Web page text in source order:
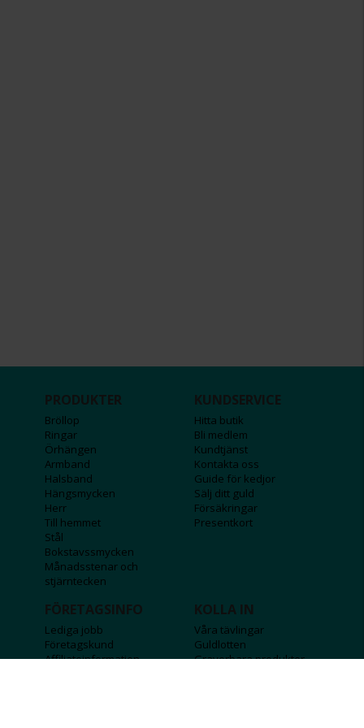
PRODUKTER
Bröllop
Ringar
Örhängen
Armband
Halsband
Hängsmycken
Herr
Till hemmet
Stål
Bokstavssmycken
Månadsstenar och
stjärntecken
KUNDSERVICE
Hitta butik
Bli medlem
Kundtjänst
Kontakta oss
Guide för kedjor
Sälj ditt guld
Försäkringar
Presentkort
FÖRETAGSINFO
Lediga jobb
Företagskund
Affiliateinformation
KOLLA IN
Våra tävlingar
Guldlotten
Graverbara produkter